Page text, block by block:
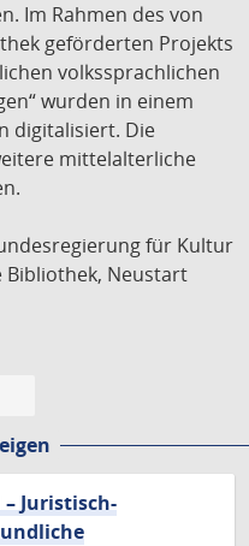
Im Rahmen des von
geförderten Projekts
volkssprachlichen
wurden in einem
digitalisiert. Die
mittelalterliche
für Kultur
Bibliothek, Neustart
– Juristisch-